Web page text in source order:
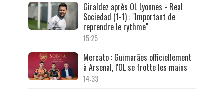
Giraldez après OL Lyonnes - Real
Sociedad (1-1) : "Important de
reprendre le rythme"
15:25
Mercato : Guimarães officiellement
à Arsenal, l'OL se frotte les mains
14:33